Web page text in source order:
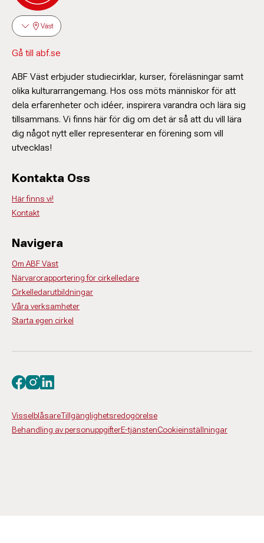
Väst
Gå till abf.se
ABF Väst erbjuder studiecirklar, kurser, föreläsningar samt
olika kulturarrangemang. Hos oss möts människor för att
dela erfarenheter och idéer, inspirera varandra och lära sig
tillsammans. Vi finns här för dig om det är så att du vill lära
dig något nytt eller representerar en förening som vill
utvecklas!
Kontakta Oss
Här finns vi!
Kontakt
Navigera
Om ABF Väst
Närvarorapportering för cirkelledare
Cirkelledarutbildningar
Våra verksamheter
Starta egen cirkel
VisselblåsareTillgänglighetsredogörelse
Behandling av personuppgifterE-tjänstenCookieinställningar
Besök oss på facebook
Besök oss på instagram
Besök oss på linkedin